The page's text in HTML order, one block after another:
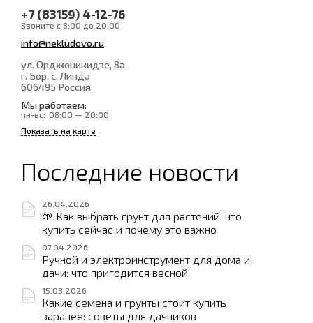
+7 (83159) 4-12-76
Звоните с 8:00 до 20:00
info@nekludovo.ru
ул. Орджоникидзе, 8а
г. Бор, с. Линда
606495 Россия
Мы работаем:
пн-вс: 08:00 — 20:00
Показать на карте
Последние новости
26.04.2026
🌱 Как выбрать грунт для растений: что
купить сейчас и почему это важно
07.04.2026
Ручной и электроинструмент для дома и
дачи: что пригодится весной
15.03.2026
Какие семена и грунты стоит купить
заранее: советы для дачников